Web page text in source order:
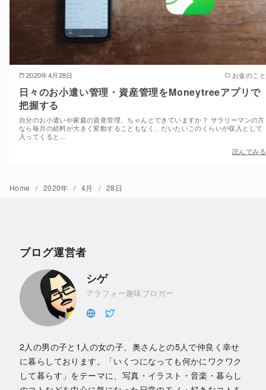
2020年4月28日 お金のこと
日々のお小遣い管理・資産管理をMoneytreeアプリで
把握する
自分のお小遣いや家庭の資産管理、ちゃんとできていますか？ サラリーマンの方
なら毎月の給料が大きく変動することもなく、だいたいこのくらいが収入として
入ってくると…
読んでみる
Home 2020年 4月 28日
ブログ運営者
シゲ
アラフォー趣味ブロガー
2人の男の子と1人の女の子、奥さんとの5人で仲良く幸せ
に暮らしております。「いくつになっても何かにワクワク
して暮らす」をテーマに、写真・イラスト・音楽・暮らし